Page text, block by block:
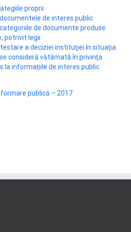
proprii
de interes public
de documente produse
potrivit legii
a deciziei instituţiei în situaţia
consideră vătămată în privinţa
la informaţiile de interes public
publică – 2017